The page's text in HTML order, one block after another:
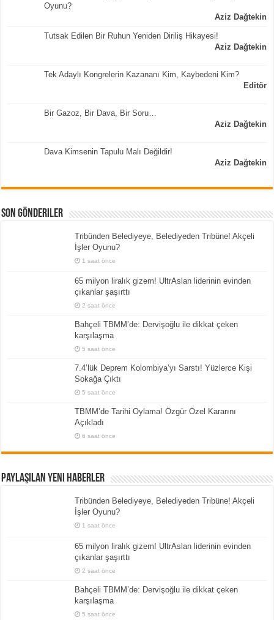
Oyunu?
Aziz Dağtekin
Tutsak Edilen Bir Ruhun Yeniden Diriliş Hikayesi!
Aziz Dağtekin
Tek Adaylı Kongrelerin Kazananı Kim, Kaybedeni Kim?
Editör
Bir Gazoz, Bir Dava, Bir Soru…
Aziz Dağtekin
Dava Kimsenin Tapulu Malı Değildir!
Aziz Dağtekin
Son Gönderiler
Tribünden Belediyeye, Belediyeden Tribüne! Akçeli
İşler Oyunu?
1 saat önce
65 milyon liralık gizem! UltrAslan liderinin evinden
çıkanlar şaşırttı
2 saat önce
Bahçeli TBMM’de: Dervişoğlu ile dikkat çeken
karşılaşma
5 saat önce
7.4’lük Deprem Kolombiya’yı Sarstı! Yüzlerce Kişi
Sokağa Çıktı
5 saat önce
TBMM’de Tarihi Oylama! Özgür Özel Kararını
Açıkladı
6 saat önce
Paylaşılan Yeni Haberler
Tribünden Belediyeye, Belediyeden Tribüne! Akçeli
İşler Oyunu?
1 saat önce
65 milyon liralık gizem! UltrAslan liderinin evinden
çıkanlar şaşırttı
2 saat önce
Bahçeli TBMM’de: Dervişoğlu ile dikkat çeken
karşılaşma
5 saat önce